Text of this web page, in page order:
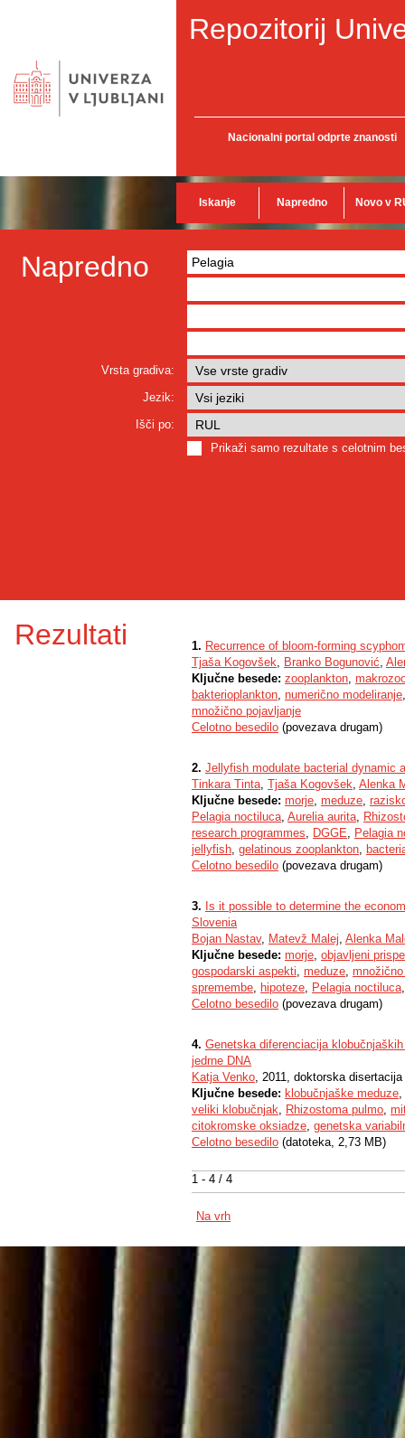
Repozitorij
Nacionalni portal odprte znanosti
Iskanje Napredno Novo v
Napredno
Vrsta gradiva:
Jezik:
Išči po:
Prikaži samo rezultate s celotnim
Rezultati
1 - 4 / 4
1. Recurrence of bloom-forming
Tjaša Kogovšek, Branko Bogunović,
Ključne besede: zooplankton,
bakterioplankton, numerično modeliranje
množično pojavljanje
Celotno besedilo (povezava drugam)
2. Jellyfish modulate bacterial dynamic
Tinkara Tinta, Tjaša Kogovšek, Alenka
Ključne besede: morje, meduze,
Pelagia noctiluca, Aurelia aurita,
research programmes, DGGE, Pelagia
jellyfish, gelatinous zooplankton,
Celotno besedilo (povezava drugam)
3. Is it possible to determine the
Slovenia
Bojan Nastav, Matevž Malej, Alenka
Ključne besede: morje, objavljeni
gospodarski aspekti, meduze,
spremembe, hipoteze, Pelagia noctiluca
Celotno besedilo (povezava drugam)
4. Genetska diferenciacija
jedrne DNA
Katja Venko, 2011, doktorska disertacija
Ključne besede: klobučnjaške meduze,
veliki klobučnjak, Rhizostoma pulmo,
citokromske oksiadze, genetska
Celotno besedilo (datoteka, 2,73 MB)
Na vrh